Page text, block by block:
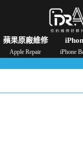
蘋果原廠維修
Apple Repair iPhone
Switch維修/價格 Apple